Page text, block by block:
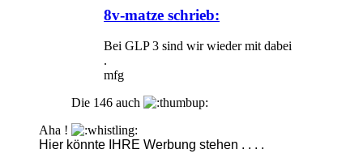
8v-matze schrieb:
Bei GLP 3 sind wir wieder mit dabei
.
mfg
Die 146 auch
Aha !
Hier könnte IHRE Werbung stehen . . . .